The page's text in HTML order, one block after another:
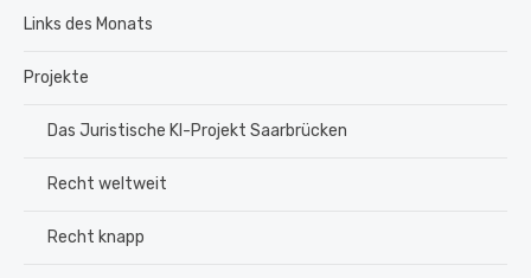
Links des Monats
Projekte
Das Juristische KI-Projekt Saarbrücken
Recht weltweit
Recht knapp